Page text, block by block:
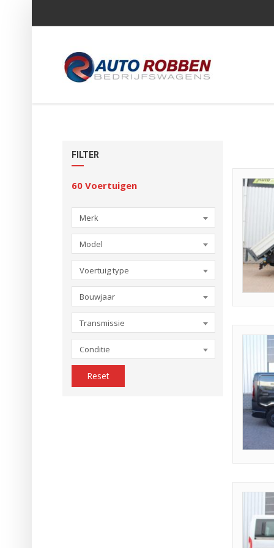
FILTER
60 Voertuigen
Merk
Model
Voertuig type
Bouwjaar
Transmissie
Conditie
Reset